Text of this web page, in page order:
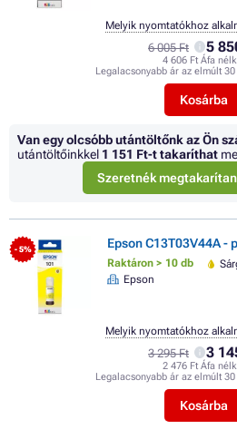
6 005 Ft 5
4 606 Ft Áfa
Legalacsonyabb ár az elmúlt
Kosárba
Melyik nyomtatókhoz
Van egy olcsóbb utántöltőnk az Ön
utántöltőinkkel 1 151 Ft-t takaríthat
Szeretnék
- 5% Epson C13T03V44A -
Raktáron > 10 db
Epson
3 295 Ft 3
2 476 Ft Áfa
Legalacsonyabb ár az elmúlt
Kosárba
Melyik nyomtatókhoz